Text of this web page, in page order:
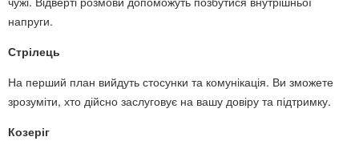
напруги.
Стрілець
На перший план вийдуть стосунки та комунікація. Ви зможете
зрозуміти, хто дійсно заслуговує на вашу довіру та підтримку.
Козеріг